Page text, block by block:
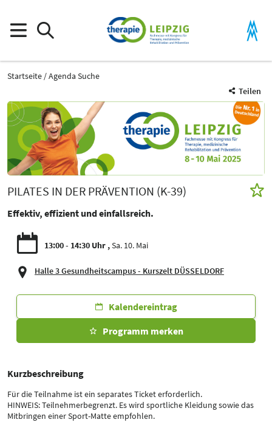
Startseite
Agenda Suche
Teilen
PILATES IN DER PRÄVENTION (K-39)
Effektiv, effizient und einfallsreich.
13:00 - 14:30 Uhr Sa. 10. Mai
Halle 3 Gesundheitscampus - Kurszelt DÜSSELDORF
Kalendereintrag
Programm merken
Kurzbeschreibung
Für die Teilnahme ist ein separates Ticket erforderlich.
HINWEIS: Teilnehmerbegrenzt. Es wird sportliche Kleidung sowie das
Mitbringen einer Sport-Matte empfohlen.